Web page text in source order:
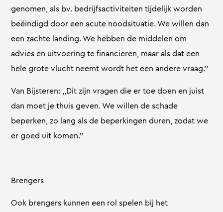
genomen, als bv. bedrijfsactiviteiten tijdelijk worden
beëindigd door een acute noodsituatie. We willen dan
een zachte landing. We hebben de middelen om
advies en uitvoering te financieren, maar als dat een
hele grote vlucht neemt wordt het een andere vraag.’’
Van Bijsteren: ,,Dit zijn vragen die er toe doen en juist
dan moet je thuis geven. We willen de schade
beperken, zo lang als de beperkingen duren, zodat we
er goed uit komen.’’
Brengers
Ook brengers kunnen een rol spelen bij het